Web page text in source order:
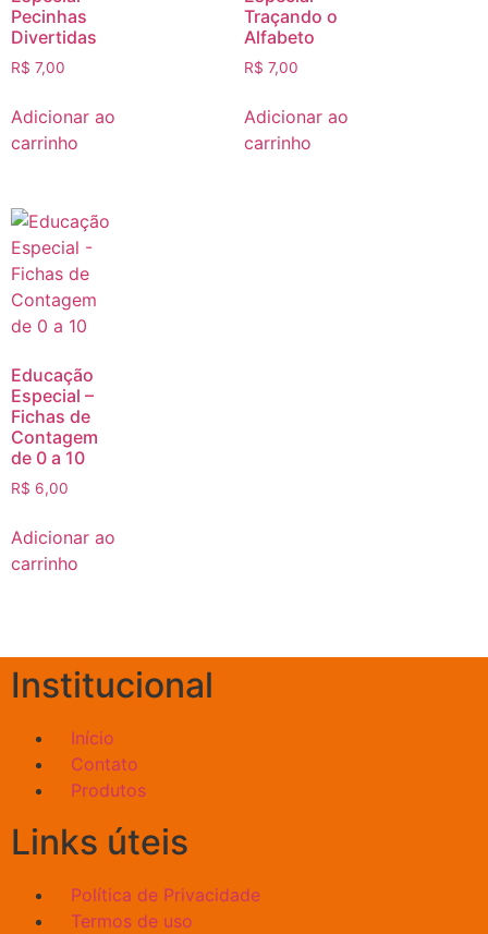
Pecinhas
Divertidas
R$ 7,00
Adicionar ao
carrinho
Traçando o
Alfabeto
R$ 7,00
Adicionar ao
carrinho
Educação
Especial –
Fichas de
Contagem
de 0 a 10
R$ 6,00
Adicionar ao
carrinho
Institucional
Início
Contato
Produtos
Links úteis
Política de Privacidade
Termos de uso